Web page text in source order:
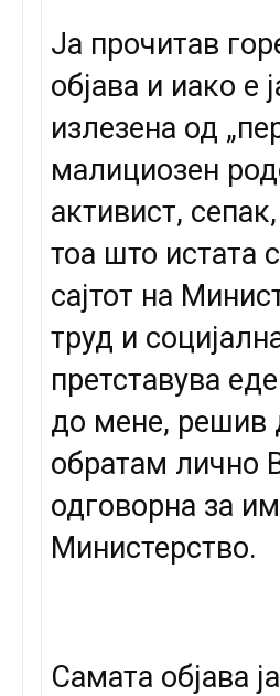
Ја прочитав
објава и иако е
излезена од
малициозен
активист,
тоа што истата
сајтот на
труд и
претставува
до мене, решив
обратам лично
одговорна за
Министерство.
Самата објава